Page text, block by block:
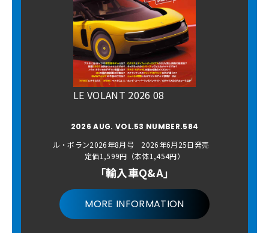
LE VOLANT 2026 08
2026 AUG. VOL.53 NUMBER.584
ル・ボラン2026年8月号 2026年6月25日発売
定価1,599円（本体1,454円）
「輸入車Q&A」
MORE INFORMATION